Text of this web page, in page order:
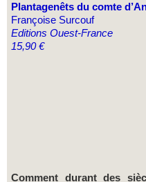
Plantagenêts du comte
Françoise Surcouf
Editions Ouest-France
15,90 €
Comment durant des